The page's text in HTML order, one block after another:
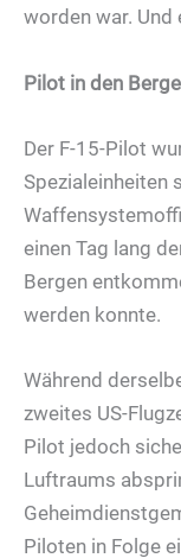
worden war. Und
Pilot in den
Der F-15-Pilot
Spezialeinheiten
einen Tag lang
Bergen
werden konnte.
Während
zweites US-
Pilot jedoch
Luftraums
Piloten in Folge